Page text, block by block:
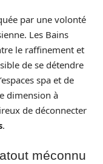
par une volonté
Les Bains
le raffinement et
de se détendre
spa et de
dimension à
de déconnecter
.
méconnu